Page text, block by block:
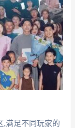
,满足不同玩家的